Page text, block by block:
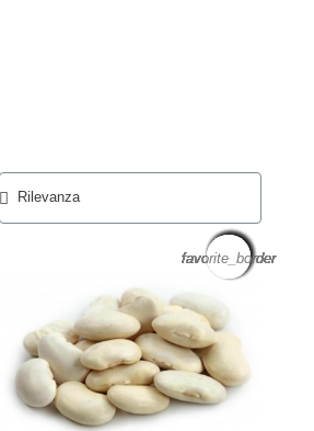
favorite_border
favorite_border
favorite_border
favorite_border
favorite_border
favorite_border
favorite_border
favorite_border
favorite_border
favorite_border
favorite_border
favorite_border